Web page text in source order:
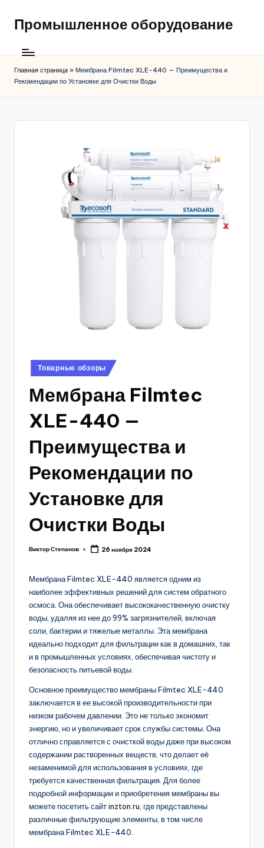
Промышленное оборудование
Главная страница » Мембрана Filmtec XLE-440 — Преимущества и
Рекомендации по Установке для Очистки Воды
Posted
in
Товарные обзоры
Мембрана Filmtec
XLE-440 —
Преимущества и
Рекомендации по
Установке для
Очистки Воды
Posted
Виктор Степанов 26 ноября 2024
Мембрана Filmtec XLE-440 является одним из
наиболее эффективных решений для систем обратного
осмоса. Она обеспечивает высококачественную очистку
воды, удаляя из нее до 99% загрязнителей, включая
соли, бактерии и тяжелые металлы. Эта мембрана
идеально подходит для фильтрации как в домашних, так
и в промышленных условиях, обеспечивая чистоту и
безопасность питьевой воды.
Основное преимущество мембраны Filmtec XLE-440
заключается в ее высокой производительности при
низком рабочем давлении. Это не только экономит
энергию, но и увеличивает срок службы системы. Она
отлично справляется с очисткой воды даже при высоком
содержании растворенных веществ, что делает её
незаменимой для использования в условиях, где
требуется качественная фильтрация. Для более
подробной информации и приобретения мембраны вы
можете посетить сайтinzton.ru, где представлены
различные фильтрующие элементы, в том числе
мембрана Filmtec XLE-440.